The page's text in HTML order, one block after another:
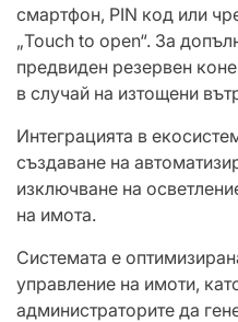
смартфон, PIN код или
„Touch to open“. За
предвиден резервен
в случай на изтощени
Интеграцията в
създаване на
изключване на
на имота.
Системата е
управление на имоти,
администраторите да